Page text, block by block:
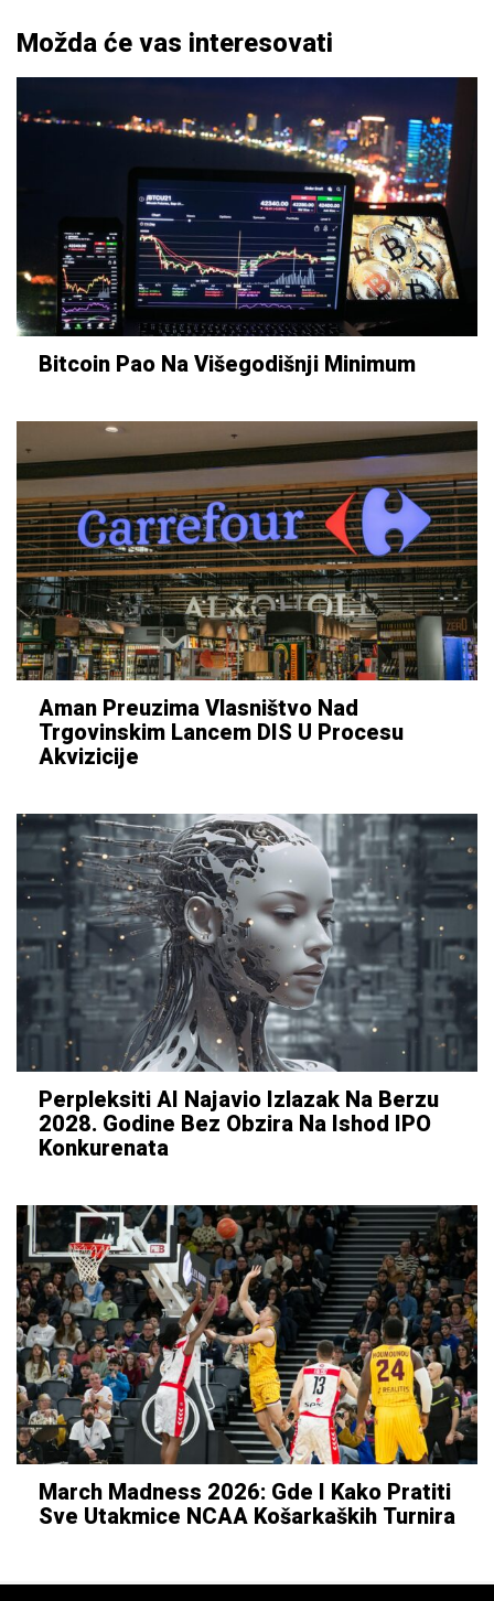
Možda će vas interesovati
Bitcoin Pao Na Višegodišnji Minimum
Aman Preuzima Vlasništvo Nad
Trgovinskim Lancem DIS U Procesu
Akvizicije
Perpleksiti AI Najavio Izlazak Na Berzu
2028. Godine Bez Obzira Na Ishod IPO
Konkurenata
March Madness 2026: Gde I Kako Pratiti
Sve Utakmice NCAA Košarkaških Turnira